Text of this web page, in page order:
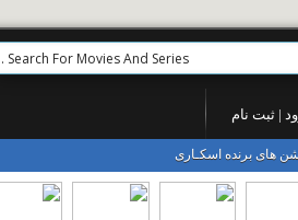
نام
برنده اسکـاری